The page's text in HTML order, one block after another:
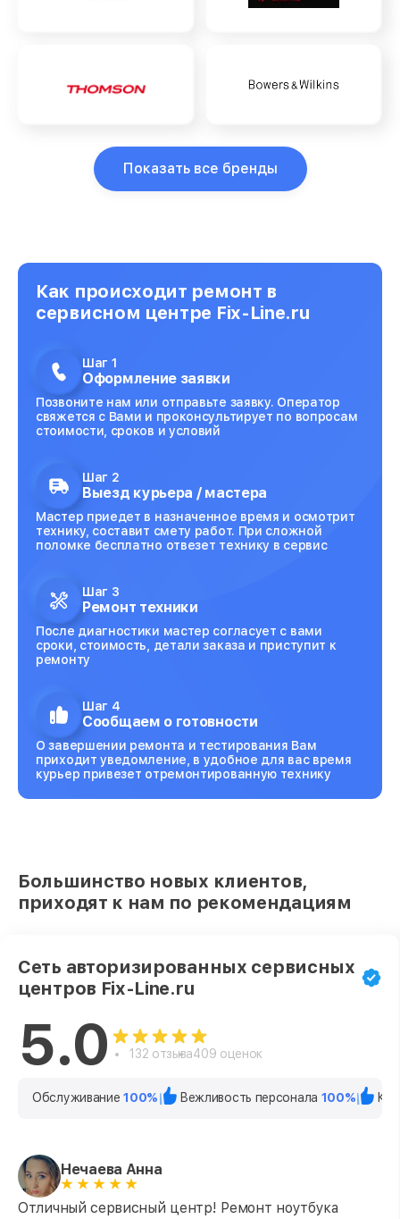
Показать все бренды
Как происходит ремонт в
сервисном центре Fix-Line.ru
Шаг 1
Оформление заявки
Позвоните нам или отправьте заявку. Оператор
свяжется с Вами и проконсультирует по вопросам
стоимости, сроков и условий
Шаг 2
Выезд курьера / мастера
Мастер приедет в назначенное время и осмотрит
технику, составит смету работ. При сложной
поломке бесплатно отвезет технику в сервис
Шаг 3
Ремонт техники
После диагностики мастер согласует с вами
сроки, стоимость, детали заказа и приступит к
ремонту
Шаг 4
Сообщаем о готовности
О завершении ремонта и тестирования Вам
приходит уведомление, в удобное для вас время
курьер привезет отремонтированную технику
Большинство новых клиентов,
приходят к нам по рекомендациям
Сеть авторизированных сервисных
центров Fix-Line.ru
5.0 132 отзыва409 оценок
Обслуживание100% Вежливость персонала 100%
Нечаева Анна
Отличный сервисный центр! Ремонт ноутбука